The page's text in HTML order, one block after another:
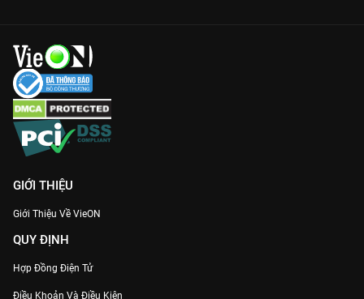
GIỚI THIỆU
Giới Thiệu Về VieON
QUY ĐỊNH
Hợp Đồng Điện Tử
Điều Khoản Và Điều Kiện